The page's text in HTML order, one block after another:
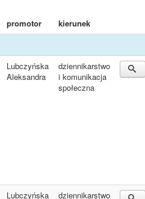
promotor kierunek
Lubczyńska
Aleksandra
dziennikarstwo
i komunikacja
społeczna
Lubczyńska
dziennikarstwo